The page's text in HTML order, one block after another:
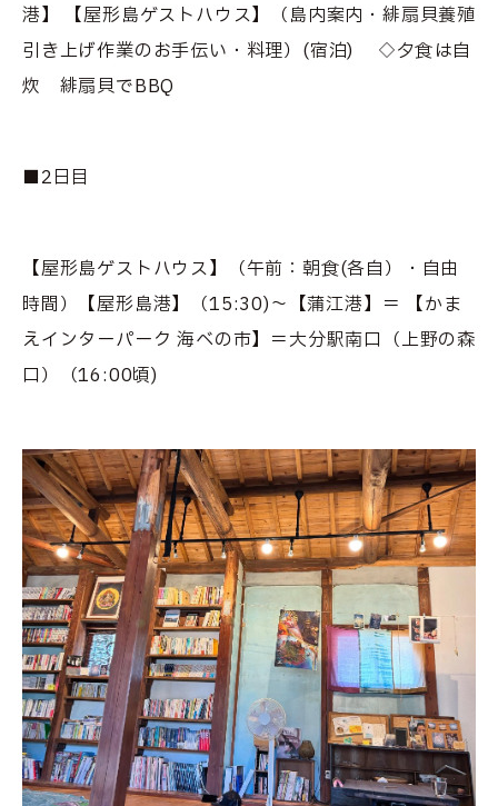
港】 【屋形島ゲストハウス】（島内案内・緋扇貝養殖
引き上げ作業のお手伝い・料理）(宿泊) ◇夕食は自
炊 緋扇貝でBBQ
■2日目
【屋形島ゲストハウス】（午前：朝食(各自）・自由
時間）【屋形島港】（15:30)～【蒲江港】＝ 【かま
えインターパーク 海べの市】＝大分駅南口（上野の森
口）（16:00頃)